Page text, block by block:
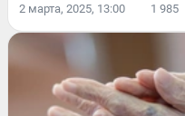
2 марта, 2025, 13:00 1 985